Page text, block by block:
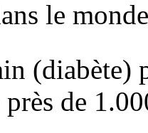
le
(diabète)
de